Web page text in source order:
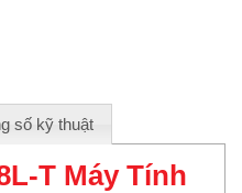
số kỹ thuật
T Máy Tính